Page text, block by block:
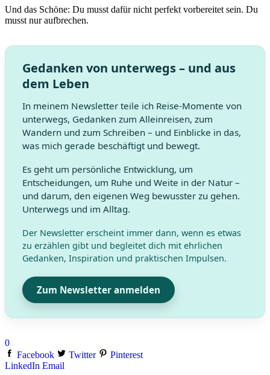
Und das Schöne: Du musst dafür nicht perfekt vorbereitet sein. Du
musst nur aufbrechen.
Gedanken von unterwegs – und aus
dem Leben
In meinem Newsletter teile ich Reise-Momente von
unterwegs, Gedanken zum Alleinreisen, zum
Wandern und zum Schreiben – und Einblicke in das,
was mich gerade beschäftigt und bewegt.
Es geht um persönliche Entwicklung, um
Entscheidungen, um Ruhe und Weite in der Natur –
und darum, den eigenen Weg bewusster zu gehen.
Unterwegs und im Alltag.
Der Newsletter erscheint immer dann, wenn es etwas
zu erzählen gibt und begleitet dich mit ehrlichen
Gedanken, Inspiration und praktischen Impulsen.
Zum Newsletter anmelden
0
Facebook
Twitter
Pinterest
LinkedIn Email